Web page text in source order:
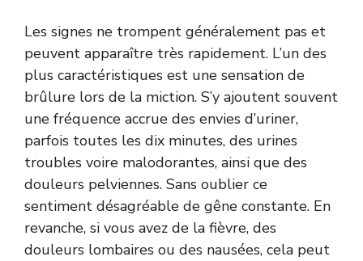
Les signes ne trompent généralement pas et
peuvent apparaître très rapidement. L’un des
plus caractéristiques est une sensation de
brûlure lors de la miction. S’y ajoutent souvent
une fréquence accrue des envies d’uriner,
parfois toutes les dix minutes, des urines
troubles voire malodorantes, ainsi que des
douleurs pelviennes. Sans oublier ce
sentiment désagréable de gêne constante. En
revanche, si vous avez de la fièvre, des
douleurs lombaires ou des nausées, cela peut